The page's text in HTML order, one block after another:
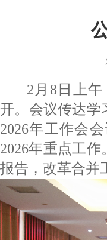
2月8日上午
开。会议传达学
2026年工作会
2026年重点工
报告，改革合并